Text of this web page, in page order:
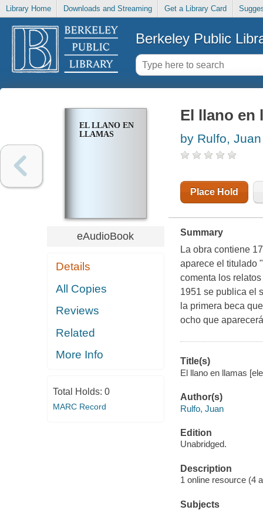
Library Home Downloads and Streaming Get a Library Card
Berkeley Public
EL LLANO EN
LLAMAS
eAudioBook
Details
All Copies
Reviews
Related
More Info
Total Holds: 0
MARC Record
El llano en
by Rulfo, Juan
Place Hold
Summary
La obra contiene
aparece el titulado
comenta los
1951 se publica el
la primera beca
ocho que
Title(s)
El llano en llamas
Author(s)
Rulfo, Juan
Edition
Unabridged.
Description
1 online resource (4
Subjects